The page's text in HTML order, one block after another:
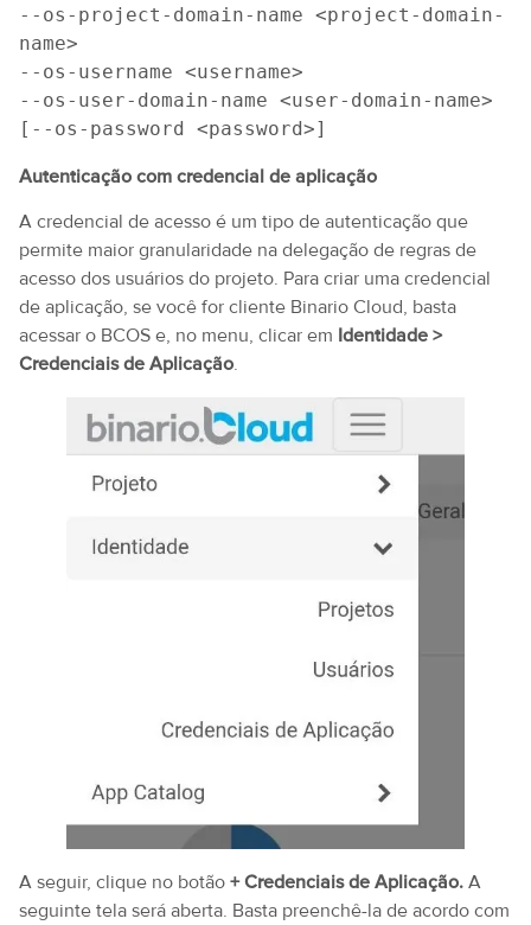
--os-project-domain-name <project-domain-
name>
--os-username <username>
--os-user-domain-name <user-domain-name>
[--os-password <password>]
Autenticação com credencial de aplicação
A credencial de acesso é um tipo de autenticação que
permite maior granularidade na delegação de regras de
acesso dos usuários do projeto. Para criar uma credencial
de aplicação, se você for cliente Binario Cloud, basta
acessar o BCOS e, no menu, clicar em Identidade >
Credenciais de Aplicação.
A seguir, clique no botão + Credenciais de Aplicação. A
seguinte tela será aberta. Basta preenchê-la de acordo com